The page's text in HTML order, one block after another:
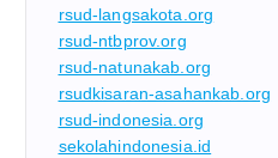
rsud-langsakota.org
rsud-ntbprov.org
rsud-natunakab.org
rsudkisaran-asahankab.org
rsud-indonesia.org
sekolahindonesia.id